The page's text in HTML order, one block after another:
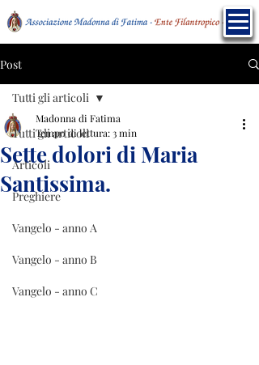
Post
Tutti gli articoli
Articoli
Preghiere
Vangelo - anno A
Vangelo - anno B
Vangelo - anno C
Tutti gli articoli
Sette dolori di Maria
Santissima.
Madonna di Fatima
Tempo di lettura: 3 min